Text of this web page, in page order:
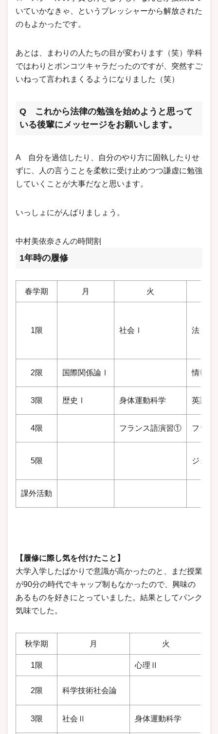
いていかなきゃ、というプレッシャーから解放された
のもよかったです。
あとは、まわりの人たちの目が変わります（笑）学科
ではわりとポンコツキャラだったのですが、突然すご
いねって言われまくるようになりました（笑）
Q これから法律の勉強を始めようと思って
いる後輩にメッセージをお願いします。
A 自分を過信したり、自分のやり方に固執したりせ
ずに、人の言うことを柔軟に受け止めつつ謙虚に勉強
していくことが大事だなと思います。
いっしょにがんばりましょう。
中村美依奈さんの時間割
1年時の履修
春学期 月 火
1限 社会Ⅰ 法Ⅰ
2限 国際関係論Ⅰ 情報
3限 歴史Ⅰ 身体運動科学 英語
4限 フランス語演習① フラ
5限 ジェン
課外活動
【履修に際し気を付けたこと】
大学入学したばかりで意識が高かったのと、まだ授業
が90分の時代でキャップ制もなかったので、興味の
あるものを好きにとっていました。結果としてパンク
気味でした。
秋学期 月 火
1限 心理Ⅱ
2限 科学技術社会論
3限 社会Ⅱ 身体運動科学